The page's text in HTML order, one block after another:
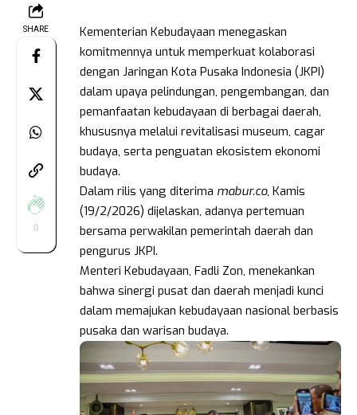
SHARE
0
Kementerian Kebudayaan menegaskan
komitmennya untuk memperkuat kolaborasi
dengan Jaringan Kota Pusaka Indonesia (JKPI)
dalam upaya pelindungan, pengembangan, dan
pemanfaatan kebudayaan di berbagai daerah,
khususnya melalui revitalisasi museum, cagar
budaya, serta penguatan ekosistem ekonomi
budaya.
Dalam rilis yang diterima mabur.co, Kamis
(19/2/2026) dijelaskan, adanya pertemuan
bersama perwakilan pemerintah daerah dan
pengurus JKPI.
Menteri Kebudayaan, Fadli Zon, menekankan
bahwa sinergi pusat dan daerah menjadi kunci
dalam memajukan kebudayaan nasional berbasis
pusaka dan warisan budaya.